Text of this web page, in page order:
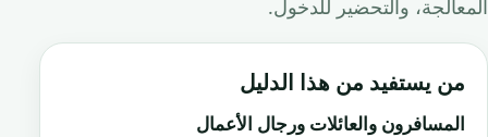
المعالجة، والتحضير للدخول.
من يستفيد من هذا الدليل
المسافرون والعائلات ورجال الأعمال